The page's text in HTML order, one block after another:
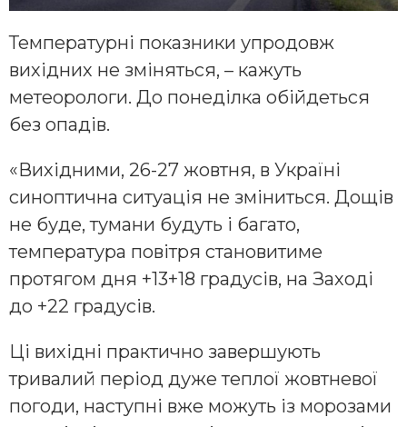
Температурні показники упродовж
вихідних не зміняться, – кажуть
метеорологи. До понеділка обійдеться
без опадів.
«Вихідними, 26-27 жовтня, в Україні
синоптична ситуація не зміниться. Дощів
не буде, тумани будуть і багато,
температура повітря становитиме
протягом дня +13+18 градусів, на Заході
до +22 градусів.
Ці вихідні практично завершують
тривалий період дуже теплої жовтневої
погоди, наступні вже можуть із морозами